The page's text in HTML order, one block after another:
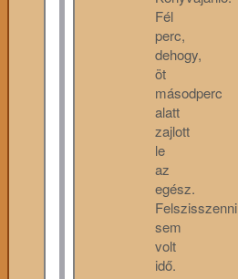
Fél
perc,
dehogy,
öt
másodperc
alatt
zajlott
le
az
egész.
Felszisszenni
sem
volt
idő.